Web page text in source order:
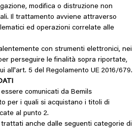
modifica o distruzione non
Il trattamento avviene attraverso
ed operazioni correlate alle
con strumenti elettronici, nei
perseguire le finalità sopra riportate,
all'art. 5 del Regolamento UE 2016/679.
comunicati da Bemils
per i quali si acquistano i titoli di
al punto 2.
anche dalle seguenti categorie di